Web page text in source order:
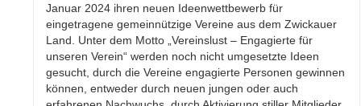
Januar 2024 ihren neuen Ideenwettbewerb für
eingetragene gemeinnützige Vereine aus dem Zwickauer
Land. Unter dem Motto „Vereinslust – Engagierte für
unseren Verein“ werden noch nicht umgesetzte Ideen
gesucht, durch die Vereine engagierte Personen gewinnen
können, entweder durch neuen jungen oder auch